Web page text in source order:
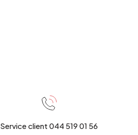
Service client 044 519 01 56